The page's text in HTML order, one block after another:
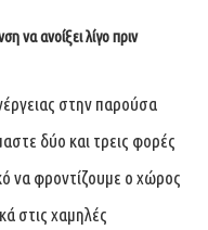
να ανοίξει λίγο πριν
στην παρούσα
δύο και τρεις φορές
να φροντίζουμε ο χώρος
στις χαμηλές